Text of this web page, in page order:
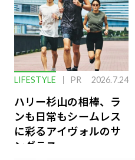
LIFESTYLE PR 2026.7.24
ハリー杉山の相棒、ラ
ンも日常もシームレス
に彩るアイヴォルのサ
ングラス